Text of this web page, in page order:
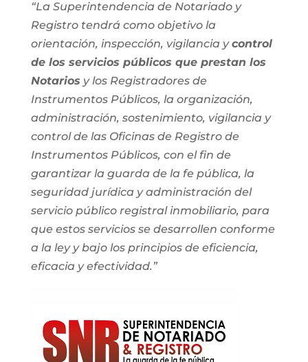
“La Superintendencia de Notariado y
Registro tendrá como objetivo la
orientación, inspección, vigilancia ycontrol
de los servicios públicos que prestan los
Notarios y los Registradores de
Instrumentos Públicos, la organización,
administración, sostenimiento, vigilancia y
control de las Oficinas de Registro de
Instrumentos Públicos, con el fin de
garantizar la guarda de la fe pública, la
seguridad jurídica y administración del
servicio público registral inmobiliario, para
que estos servicios se desarrollen conforme
a la ley y bajo los principios de eficiencia,
eficacia y efectividad.”